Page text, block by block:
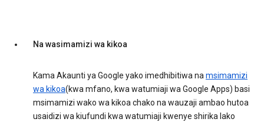
Na wasimamizi wa kikoa
Kama Akaunti ya Google yako imedhibitiwa namsimamizi
wa kikoa(kwa mfano, kwa watumiaji wa Google Apps) basi
msimamizi wako wa kikoa chako na wauzaji ambao hutoa
usaidizi wa kiufundi kwa watumiaji kwenye shirika lako